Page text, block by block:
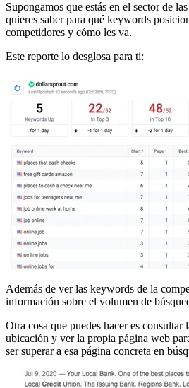
Supongamos que estás en el sector de
quieres saber para qué keywords
competidores y cómo les va.
Este reporte lo desglosa para ti:
Además de ver las keywords de la
información sobre el volumen de
Otra cosa que puedes hacer es
ubicación y ver la propia página web
ser superar a esa página concreta en